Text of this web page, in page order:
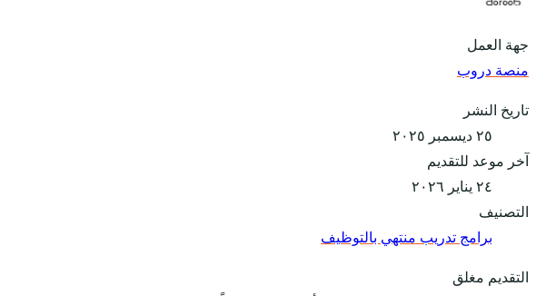
جهة العمل
منصة دروب
تاريخ النشر
٢٥ ديسمبر ٢٠٢٥
آخر موعد للتقديم
٢٤ يناير ٢٠٢٦
التصنيف
برامج تدريب منتهي بالتوظيف
التقديم مغلق